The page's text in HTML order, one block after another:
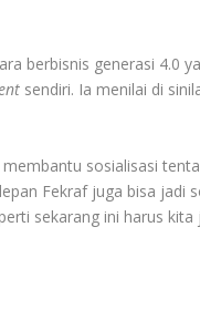
berbisnis generasi 4.0
sendiri. Ia menilai di
sosialisasi
Fekraf juga bisa jadi
sekarang ini harus kita